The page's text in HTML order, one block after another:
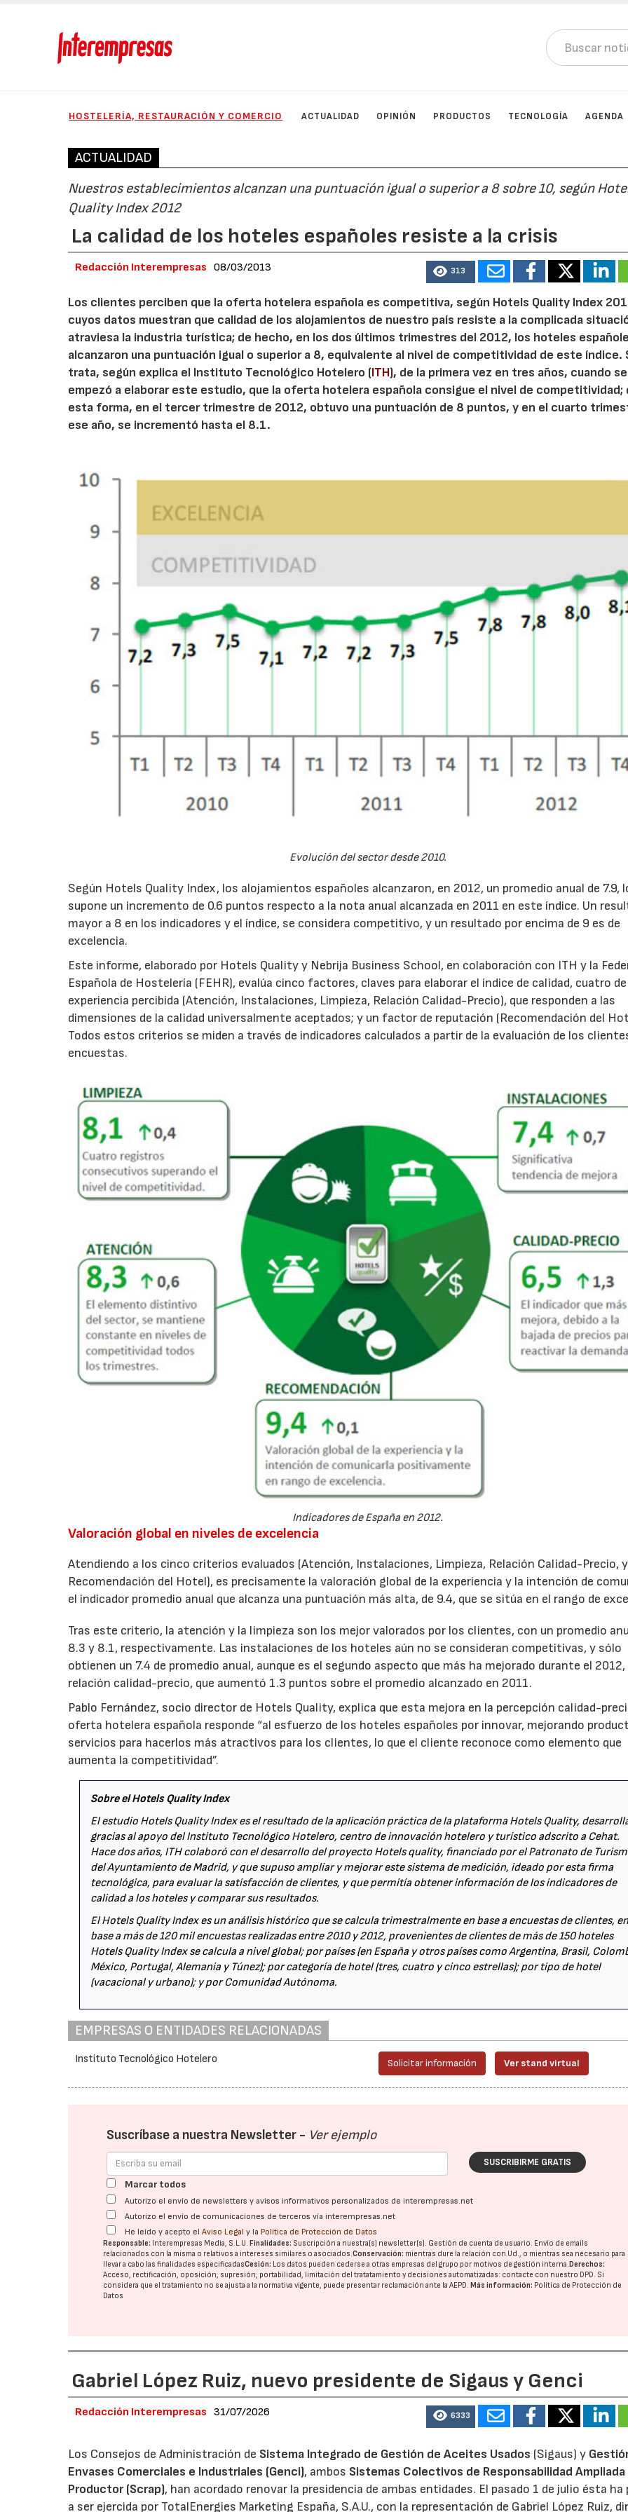
HOSTELERÍA, RESTAURACIÓN Y COMERCIO ACTUALIDAD OPINIÓN PRODUCTOS TECNOLOGÍA AGENDA
ACTUALIDAD
Nuestros establecimientos alcanzan una puntuación igual o superior a 8 sobre 10, según
Quality Index 2012
La calidad de los hoteles españoles resiste a la crisis
Redacción Interempresas 08/03/2013 313
Los clientes perciben que la oferta hotelera española es competitiva, según Hotels Quality Index
cuyos datos muestran que calidad de los alojamientos de nuestro país resiste a la complicada
atraviesa la industria turística; de hecho, en los dos últimos trimestres del 2012, los hoteles
alcanzaron una puntuación igual o superior a 8, equivalente al nivel de competitividad de este índice.
trata, según explica el Instituto Tecnológico Hotelero (ITH), de la primera vez en tres años, cuando se
empezó a elaborar este estudio, que la oferta hotelera española consigue el nivel de competitividad;
esta forma, en el tercer trimestre de 2012, obtuvo una puntuación de 8 puntos, y en el cuarto
ese año, se incrementó hasta el 8.1.
Evolución del sector desde 2010.
Según Hotels Quality Index, los alojamientos españoles alcanzaron, en 2012, un promedio anual de 7.9,
supone un incremento de 0.6 puntos respecto a la nota anual alcanzada en 2011 en este índice. Un
mayor a 8 en los indicadores y el índice, se considera competitivo, y un resultado por encima de 9 es de
excelencia.
Este informe, elaborado por Hotels Quality y Nebrija Business School, en colaboración con ITH y la
Española de Hostelería (FEHR), evalúa cinco factores, claves para elaborar el índice de calidad, cuatro de
experiencia percibida (Atención, Instalaciones, Limpieza, Relación Calidad-Precio), que responden a las
dimensiones de la calidad universalmente aceptados; y un factor de reputación (Recomendación del
Todos estos criterios se miden a través de indicadores calculados a partir de la evaluación de los
encuestas.
Indicadores de España en 2012.
Valoración global en niveles de excelencia
Atendiendo a los cinco criterios evaluados (Atención, Instalaciones, Limpieza, Relación Calidad-Precio, y
Recomendación del Hotel), es precisamente la valoración global de la experiencia y la intención de
el indicador promedio anual que alcanza una puntuación más alta, de 9.4, que se sitúa en el rango de
Tras este criterio, la atención y la limpieza son los mejor valorados por los clientes, con un promedio
8.3 y 8.1, respectivamente. Las instalaciones de los hoteles aún no se consideran competitivas, y sólo
obtienen un 7.4 de promedio anual, aunque es el segundo aspecto que más ha mejorado durante el
relación calidad-precio, que aumentó 1.3 puntos sobre el promedio alcanzado en 2011.
Pablo Fernández, socio director de Hotels Quality, explica que esta mejora en la percepción calidad-
oferta hotelera española responde “al esfuerzo de los hoteles españoles por innovar, mejorando
servicios para hacerlos más atractivos para los clientes, lo que el cliente reconoce como elemento que
aumenta la competitividad”.
Sobre el Hotels Quality Index
El estudio Hotels Quality Index es el resultado de la aplicación práctica de la plataforma Hotels Quality,
gracias al apoyo del Instituto Tecnológico Hotelero, centro de innovación hotelero y turístico adscrito a Cehat.
Hace dos años, ITH colaboró con el desarrollo del proyecto Hotels quality, financiado por el Patronato de
del Ayuntamiento de Madrid, y que supuso ampliar y mejorar este sistema de medición, ideado por esta firma
tecnológica, para evaluar la satisfacción de clientes, y que permitía obtener información de los indicadores de
calidad a los hoteles y comparar sus resultados.
El Hotels Quality Index es un análisis histórico que se calcula trimestralmente en base a encuestas de clientes,
base a más de 120 mil encuestas realizadas entre 2010 y 2012, provenientes de clientes de más de 150 hoteles
Hotels Quality Index se calcula a nivel global; por países (en España y otros países como Argentina, Brasil,
México, Portugal, Alemania y Túnez); por categoría de hotel (tres, cuatro y cinco estrellas); por tipo de hotel
(vacacional y urbano); y por Comunidad Autónoma.
EMPRESAS O ENTIDADES RELACIONADAS
Instituto Tecnológico Hotelero Solicitar información Ver stand virtual
Suscríbase a nuestra Newsletter - Ver ejemplo
SUSCRIBIRME GRATIS
Marcar todos
Autorizo el envío de newsletters y avisos informativos personalizados de interempresas.net
Autorizo el envío de comunicaciones de terceros vía interempresas.net
He leído y acepto elAviso Legal y la Política de Protección de Datos
Responsable: Interempresas Media, S.L.U.Finalidades: Suscripción a nuestra(s) newsletter(s). Gestión de cuenta de usuario. Envío de emails
relacionados con la misma o relativos a intereses similares o asociados.Conservación: mientras dure la relación con Ud., o mientras sea necesario para
llevar a cabo las finalidades especificadasCesión: Los datos pueden cederse a otras empresas del grupo por motivos de gestión interna.Derechos:
Acceso, rectificación, oposición, supresión, portabilidad, limitación del tratatamiento y decisiones automatizadas: contacte con nuestro DPD. Si
considera que el tratamiento no se ajusta a la normativa vigente, puede presentar reclamación ante laAEPD.Más información: Política de Protección de
Datos
Gabriel López Ruiz, nuevo presidente de Sigaus y Genci
Redacción Interempresas 31/07/2026 6333
Los Consejos de Administración de Sistema Integrado de Gestión de Aceites Usados (Sigaus) y
Envases Comerciales e Industriales (Genci), ambos Sistemas Colectivos de Responsabilidad Ampliada
Productor (Scrap), han acordado renovar la presidencia de ambas entidades. El pasado 1 de julio ésta ha
a ser ejercida por TotalEnergies Marketing España, S.A.U., con la representación de Gabriel López Ruiz,